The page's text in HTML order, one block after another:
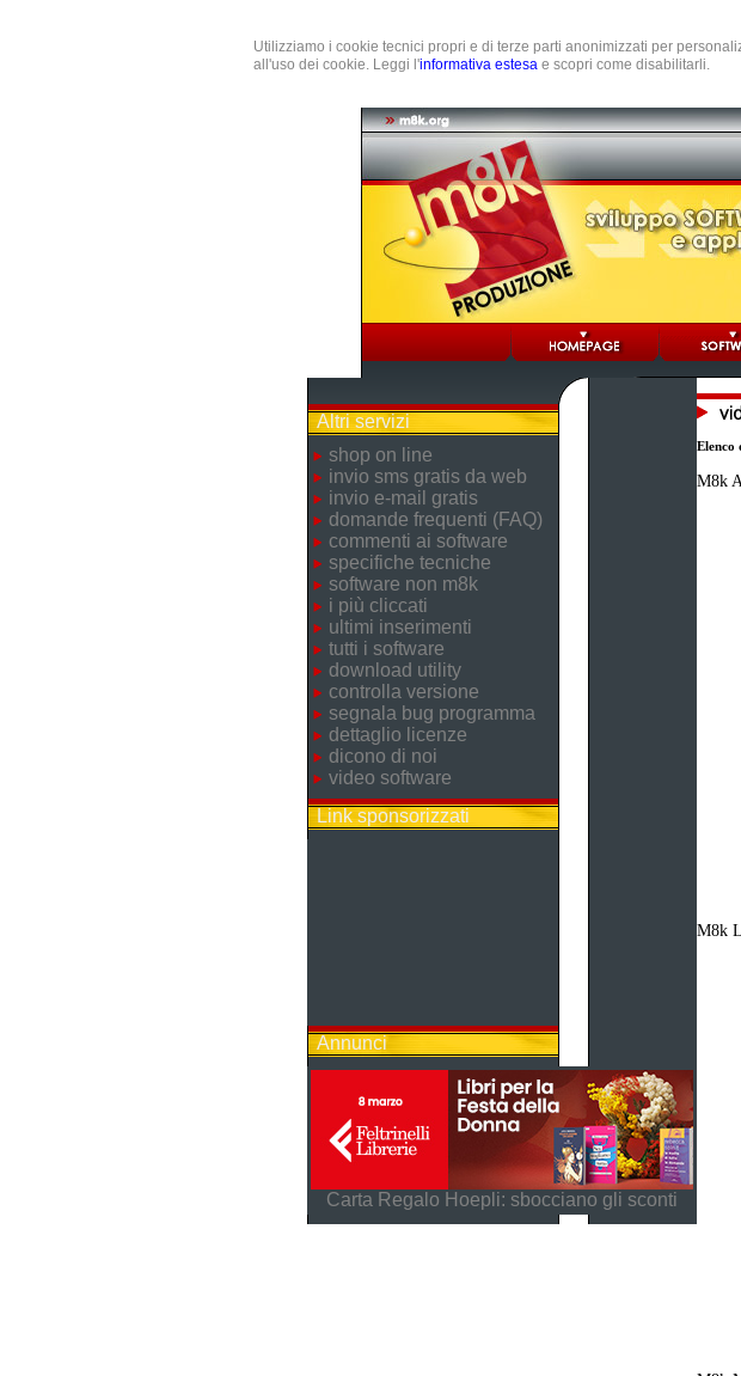
Utilizziamo i cookie tecnici propri e di terze parti anonimizzati per
all'uso dei cookie. Leggi l'informativa estesa e scopri come disabilitarli.
Altri servizi
shop on line
invio sms gratis da web
invio e-mail gratis
domande frequenti (FAQ)
commenti ai software
specifiche tecniche
software non m8k
i più cliccati
ultimi inserimenti
tutti i software
download utility
controlla versione
segnala bug programma
dettaglio licenze
dicono di noi
video software
Link sponsorizzati
Annunci
Carta Regalo Hoepli: sbocciano gli sconti
Elenco
M8k
M8k